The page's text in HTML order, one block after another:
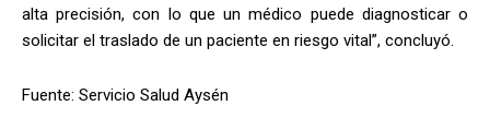
alta precisión, con lo que un médico puede diagnosticar o
solicitar el traslado de un paciente en riesgo vital”, concluyó.
Fuente: Servicio Salud Aysén